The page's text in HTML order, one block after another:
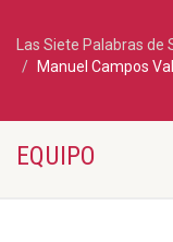
Las Siete Palabras de
Manuel Campos
EQUIPO